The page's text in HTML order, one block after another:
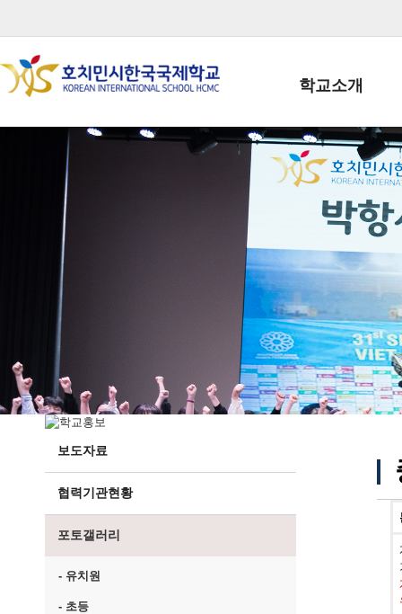
학교소개
학교장인사말
학생회장인사말
학교상징
학교 CI
교직원현황
학생현황
위치/전화
전경사진
보도자료
협력기관현황
포토갤러리
- 유치원
- 초등